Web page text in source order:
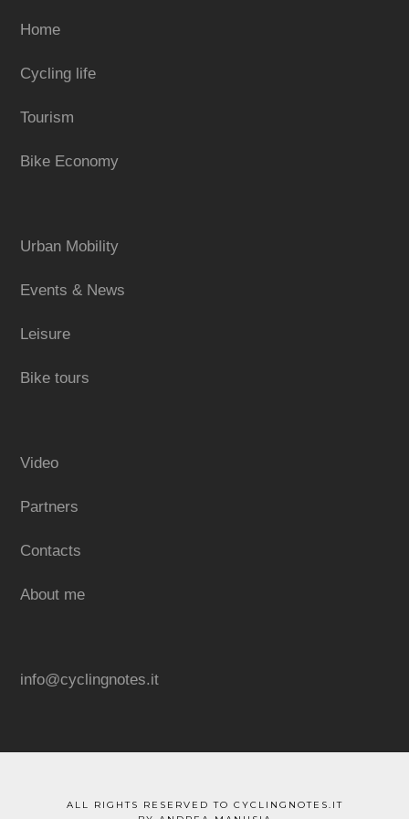
Home
Cycling life
Tourism
Bike Economy
Urban Mobility
Events & News
Leisure
Bike tours
Video
Partners
Contacts
About me
info@cyclingnotes.it
ALL RIGHTS RESERVED TO CYCLINGNOTES.IT